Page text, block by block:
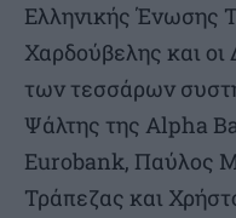
Ελληνικής Ένωσης
Χαρδούβελης και
των τεσσάρων
Ψάλτης της Alpha
Eurobank, Παύλος
Τράπεζας και